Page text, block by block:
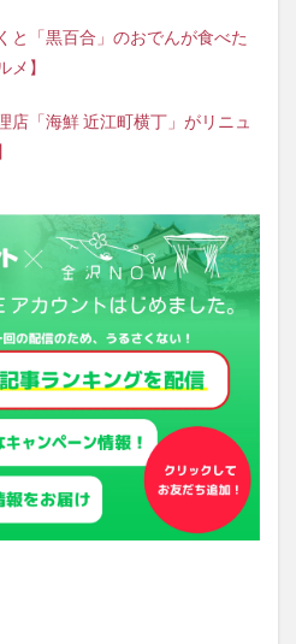
と「黒百合」のおでんが食べた
】
店「海鮮 近江町横丁」がリニュ